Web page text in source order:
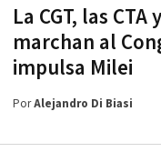
La CGT, las
marchan al
impulsa Milei
PorAlejandro Di Biasi